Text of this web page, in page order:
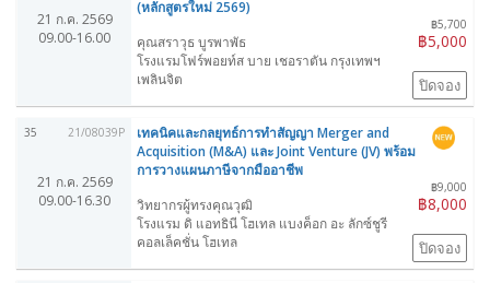
21 ก.ค. 2569
09.00-16.00
(หลักสูตรใหม่ 2569)
฿5,700
฿5,000
คุณสราวุธ บูรพาพัธ
โรงแรมโฟร์พอยท์ส บาย เชอราตัน กรุงเทพฯ
เพลินจิต
ปิดจอง
35 21/08039P
21 ก.ค. 2569
09.00-16.30
เทคนิคและกลยุทธ์การทำสัญญา Merger and
Acquisition (M&A) และ Joint Venture (JV) พร้อม
การวางแผนภาษีจากมืออาชีพ
฿9,000
฿8,000
วิทยากรผู้ทรงคุณวุฒิ
โรงแรม ดิ แอทธินี โฮเทล แบงค็อก อะ ลักซ์ชูรี
คอลเล็คชั่น โฮเทล
ปิดจอง